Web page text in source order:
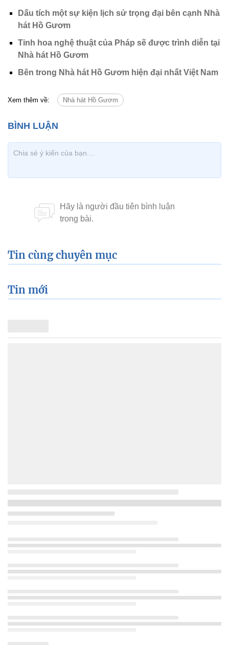
Dấu tích một sự kiện lịch sử trọng đại bên cạnh Nhà
hát Hồ Gươm
Tinh hoa nghệ thuật của Pháp sẽ được trình diễn tại
Nhà hát Hồ Gươm
Bên trong Nhà hát Hồ Gươm hiện đại nhất Việt Nam
Xem thêm về: Nhà hát Hồ Gươm
Tin cùng chuyên mục
Tin mới